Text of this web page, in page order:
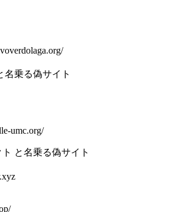
名乗る偽サイト
umc.org/
と名乗る偽サイト